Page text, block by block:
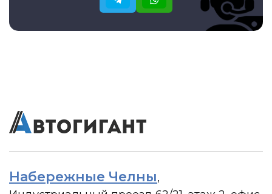
Набережные Челны,